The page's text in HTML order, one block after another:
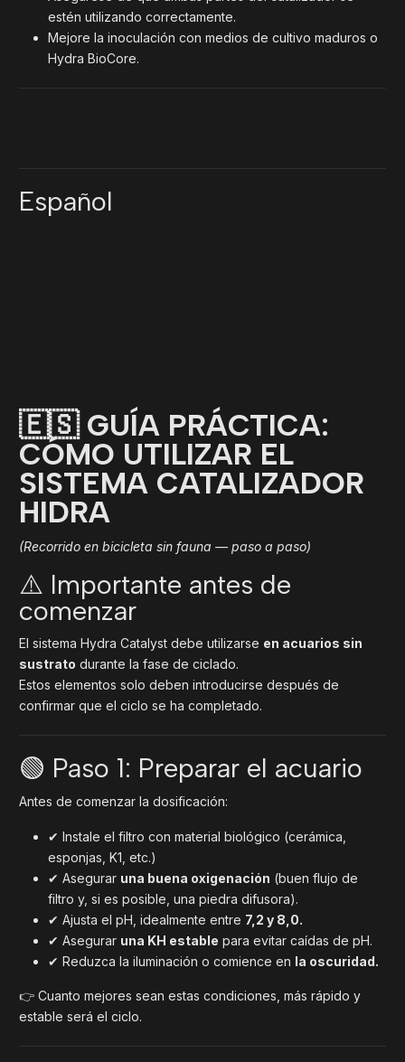
estén utilizando correctamente.
Mejore la inoculación con medios de cultivo maduros o
Hydra BioCore.
Español
🇪🇸 GUÍA PRÁCTICA:
CÓMO UTILIZAR EL
SISTEMA CATALIZADOR
HIDRA
(Recorrido en bicicleta sin fauna — paso a paso)
⚠️ Importante antes de
comenzar
El sistema Hydra Catalyst debe utilizarse en acuarios sin
sustrato durante la fase de ciclado.
Estos elementos solo deben introducirse después de
confirmar que el ciclo se ha completado.
🟢 Paso 1: Preparar el acuario
Antes de comenzar la dosificación:
✔ Instale el filtro con material biológico (cerámica,
esponjas, K1, etc.)
✔ Asegurar una buena oxigenación (buen flujo de
filtro y, si es posible, una piedra difusora).
✔ Ajusta el pH, idealmente entre 7,2 y 8,0.
✔ Asegurar una KH estable para evitar caídas de pH.
✔ Reduzca la iluminación o comience en la oscuridad.
👉 Cuanto mejores sean estas condiciones, más rápido y
estable será el ciclo.